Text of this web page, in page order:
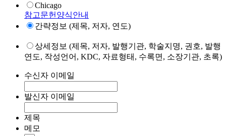
Chicago
참고문헌양식안내
간략정보 (제목, 저자, 연도)
상세정보 (제목, 저자, 발행기관, 학술지명, 권호, 발행
연도, 작성언어, KDC, 자료형태, 수록면, 소장기관, 초록)
수신자 이메일
발신자 이메일
제목
메모